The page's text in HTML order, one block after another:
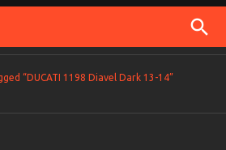
“DUCATI 1198 Diavel Dark 13-14”